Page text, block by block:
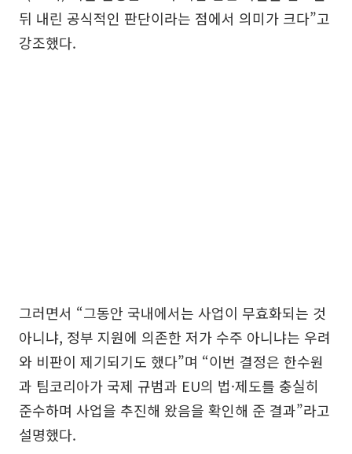
뒤 내린 공식적인 판단이라는 점에서 의미가 크다”고
강조했다.
그러면서 “그동안 국내에서는 사업이 무효화되는 것
아니냐, 정부 지원에 의존한 저가 수주 아니냐는 우려
와 비판이 제기되기도 했다”며 “이번 결정은 한수원
과 팀코리아가 국제 규범과 EU의 법·제도를 충실히
준수하며 사업을 추진해 왔음을 확인해 준 결과”라고
설명했다.